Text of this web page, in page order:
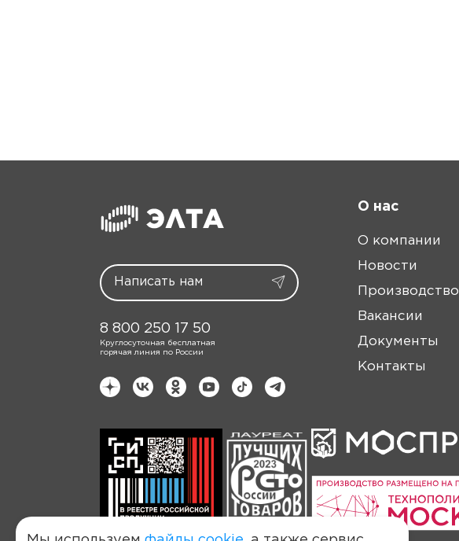
8 800 250 17 50
Круглосуточная бесплатная
горячая линия по России
О нас
О компании
Новости
Производство
Вакансии
Документы
Контакты